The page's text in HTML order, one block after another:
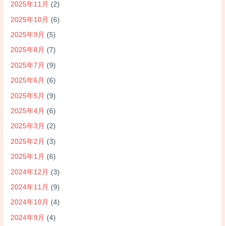
2025年11月 (2)
2025年10月 (6)
2025年9月 (5)
2025年8月 (7)
2025年7月 (9)
2025年6月 (6)
2025年5月 (9)
2025年4月 (6)
2025年3月 (2)
2025年2月 (3)
2025年1月 (6)
2024年12月 (3)
2024年11月 (9)
2024年10月 (4)
2024年9月 (4)